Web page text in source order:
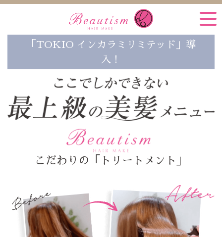
「TOKIO インカラミリミテッド」導
入！
こだわりの「トリートメント」